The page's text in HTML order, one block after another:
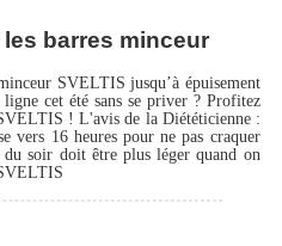
barres minceur
SVELTIS jusqu’à épuisement
cet été sans se priver ? Profitez
! L'avis de la Diététicienne :
vers 16 heures pour ne pas craquer
soir doit être plus léger quand on